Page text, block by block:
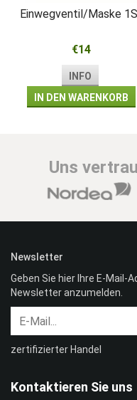
Einwegventil/Maske
€14
INFO
IN DEN WARENKORB
Uns
Kontaktieren Sie uns
Newsletter
Geben Sie hier Ihre E-Mail-
Newsletter anzumelden.
zertifizierter Handel